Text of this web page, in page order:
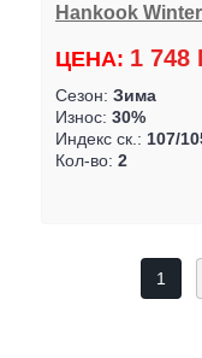
Hankook
ЦЕНА: 1
Сезон: Зима
Износ: 30%
Индекс ск.: 107/
Кол-во: 2
1